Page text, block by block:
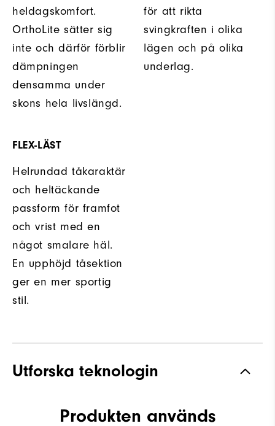
heldagskomfort.
OrthoLite sätter sig
inte och därför förblir
dämpningen
densamma under
skons hela livslängd.
för att rikta
svingkraften i olika
lägen och på olika
underlag.
FLEX-LÄST
Helrundad tåkaraktär
och heltäckande
passform för framfot
och vrist med en
något smalare häl.
En upphöjd tåsektion
ger en mer sportig
stil.
Utforska teknologin
Produkten används